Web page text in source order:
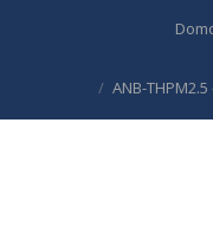
ANB-